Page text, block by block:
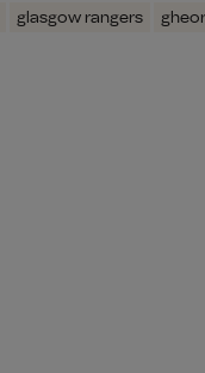
glasgow rangers